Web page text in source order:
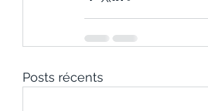
Posts récents